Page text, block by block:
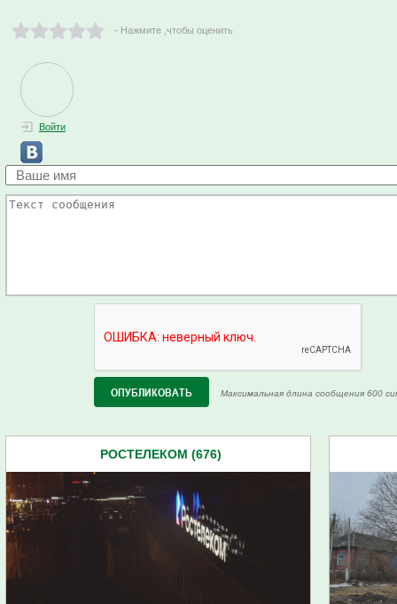
- Нажмите ,чтобы оценить
Войти
Максимальная длина сообщения 600
РОСТЕЛЕКОМ (676)